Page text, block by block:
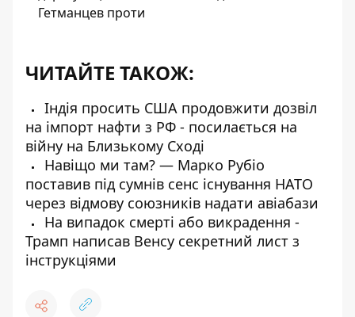
Гетманцев проти
ЧИТАЙТЕ ТАКОЖ:
Індія просить США продовжити дозвіл
на імпорт нафти з РФ - посилається на
війну на Близькому Сході
Навіщо ми там? — Марко Рубіо
поставив під сумнів сенс існування НАТО
через відмову союзників надати авіабази
На випадок смерті або викрадення -
Трамп написав Венсу секретний лист з
інструкціями